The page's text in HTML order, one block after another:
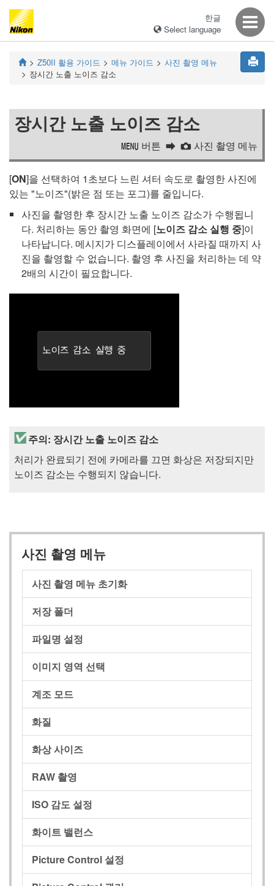
한글
Select language
Z50II 활용 가이드 메뉴 가이드
사진 촬영 메뉴
장시간 노출 노이즈 감소
장시간 노출 노이즈 감소
G 버튼 C 사진 촬영 메뉴
[ON]을 선택하여 1초보다 느린 셔터 속도로 촬영한 사진에
있는 "노이즈"(밝은 점 또는 포그)를 줄입니다.
사진을 촬영한 후 장시간 노출 노이즈 감소가 수행됩니
다. 처리하는 동안 촬영 화면에 [노이즈 감소 실행 중]이
나타납니다. 메시지가 디스플레이에서 사라질 때까지 사
진을 촬영할 수 없습니다. 촬영 후 사진을 처리하는 데 약
2배의 시간이 필요합니다.
주의: 장시간 노출 노이즈 감소
처리가 완료되기 전에 카메라를 끄면 화상은 저장되지만
노이즈 감소는 수행되지 않습니다.
사진 촬영 메뉴
사진 촬영 메뉴 초기화
저장 폴더
파일명 설정
이미지 영역 선택
계조 모드
화질
화상 사이즈
RAW 촬영
ISO 감도 설정
화이트 밸런스
Picture Control 설정